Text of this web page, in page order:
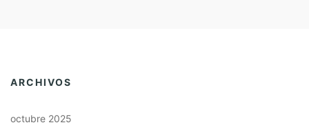
ARCHIVOS
octubre 2025